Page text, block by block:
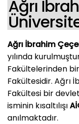
Ağrı
Ağrı İbrahim
yılında
Fakültelerinden
Fakültesidir. Ağrı
Fakültesi bir
isminin kısaltılışı
anılmaktadır.